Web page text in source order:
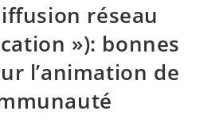
réseau
»): bonnes
l’animation de